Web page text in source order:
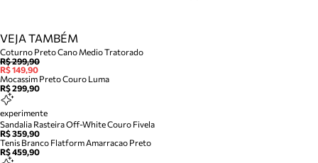
VEJA TAMBÉM
Coturno Preto Cano Medio Tratorado
R$ 299,90
R$ 149,90
Mocassim Preto Couro Luma
R$ 299,90
experimente
Sandalia Rasteira Off-White Couro Fivela
R$ 359,90
Tenis Branco Flatform Amarracao Preto
R$ 459,90